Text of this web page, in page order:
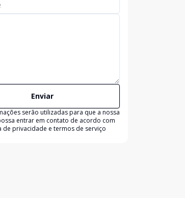
Enviar
serão utilizadas para que a nossa
entrar em contato de acordo com
de privacidade e termos de serviço